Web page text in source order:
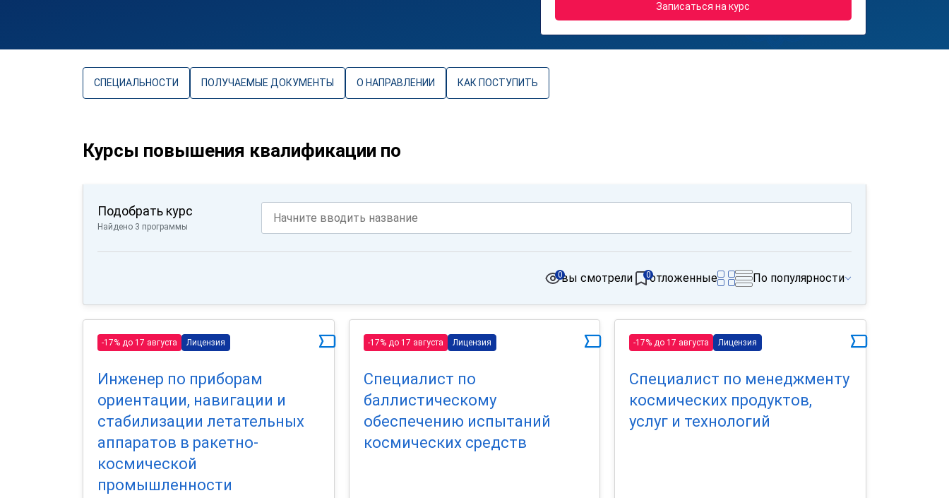
Записаться на курс
СПЕЦИАЛЬНОСТИ ПОЛУЧАЕМЫЕ ДОКУМЕНТЫ О НАПРАВЛЕНИИ КАК ПОСТУПИТЬ
Курсы повышения квалификации по
Подобрать курс
Найдено 3 программы
вы смотрели
0 отложенные
0 По популярности
-17% до 17 августа Лицензия
Инженер по приборам
ориентации, навигации и
стабилизации летательных
аппаратов в ракетно-
космической
промышленности
-17% до 17 августа Лицензия
Специалист по
баллистическому
обеспечению испытаний
космических средств
-17% до 17 августа Лицензия
Специалист по менеджменту
космических продуктов,
услуг и технологий